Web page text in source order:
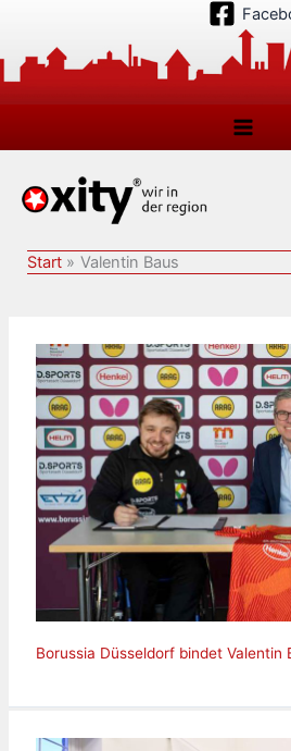
springen
Start Valentin Baus
Borussia Düsseldorf bindet Valentin